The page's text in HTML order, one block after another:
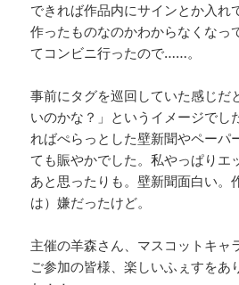
できれば作品内にサインとか入
作ったものなのかわからなくな
てコンビニ行ったので……。
事前にタグを巡回していた感じだ
いのかな？」というイメージでし
ればぺらっとした壁新聞やペーパ
ても賑やかでした。私やっぱりエ
あと思ったりも。壁新聞面白い。
は）嫌だったけど。
主催の羊森さん、マスコットキャ
ご参加の皆様、楽しいふぇすをあ